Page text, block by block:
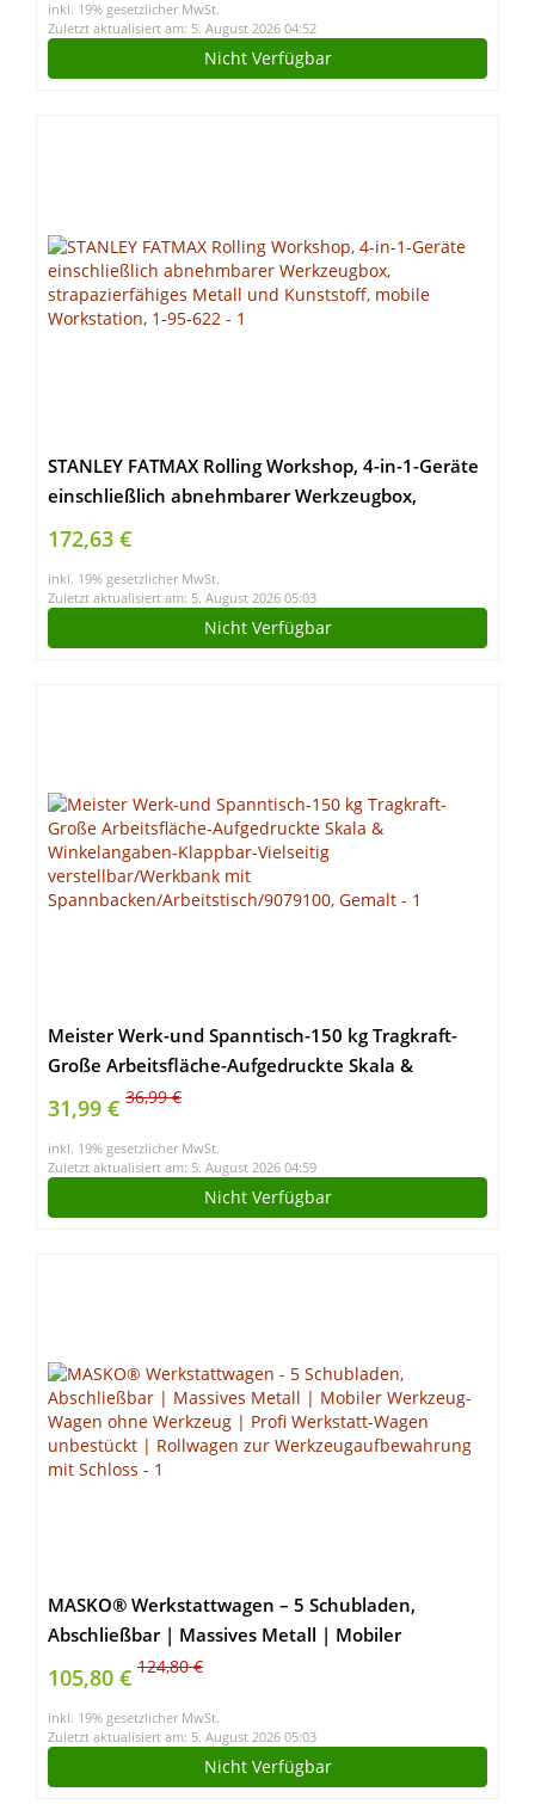
inkl. 19% gesetzlicher MwSt.
Zuletzt aktualisiert am: 5. August 2026 04:52
Nicht Verfügbar
STANLEY FATMAX Rolling Workshop, 4-in-1-Geräte
einschließlich abnehmbarer Werkzeugbox,
strapazierfähiges Metall und Kunststoff, mobile
Workstation, 1-95-622
172,63 €
inkl. 19% gesetzlicher MwSt.
Zuletzt aktualisiert am: 5. August 2026 05:03
Nicht Verfügbar
Meister Werk-und Spanntisch-150 kg Tragkraft-
Große Arbeitsfläche-Aufgedruckte Skala &
Winkelangaben-Klappbar-Vielseitig
verstellbar/Werkbank mit
Spannbacken/Arbeitstisch/9079100, Gemalt
31,99 € 36,99 €
inkl. 19% gesetzlicher MwSt.
Zuletzt aktualisiert am: 5. August 2026 04:59
Nicht Verfügbar
MASKO® Werkstattwagen – 5 Schubladen,
Abschließbar | Massives Metall | Mobiler
Werkzeug-Wagen ohne Werkzeug | Profi
Werkstatt-Wagen unbestückt | Rollwagen zur
Werkzeugaufbewahrung mit Schloss
105,80 € 124,80 €
inkl. 19% gesetzlicher MwSt.
Zuletzt aktualisiert am: 5. August 2026 05:03
Nicht Verfügbar